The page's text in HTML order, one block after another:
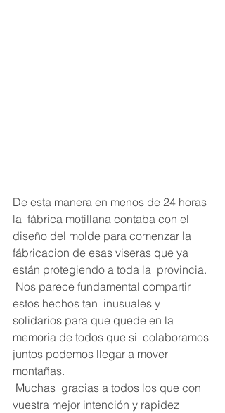
De esta manera en menos de 24 horas
la  fábrica motillana contaba con el
diseño del molde para comenzar la
fábricacion de esas viseras que ya
están protegiendo a toda la  provincia.
estos hechos tan  inusuales y
solidarios para que quede en la
memoria de todos que si  colaboramos
juntos podemos llegar a mover
montañas.
vuestra mejor intención y rapidez